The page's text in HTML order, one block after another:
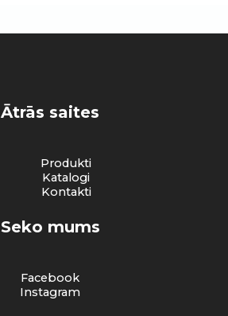
Ātrās saites
Produkti
Katalogi
Kontakti
Seko mums
Facebook
Instagram